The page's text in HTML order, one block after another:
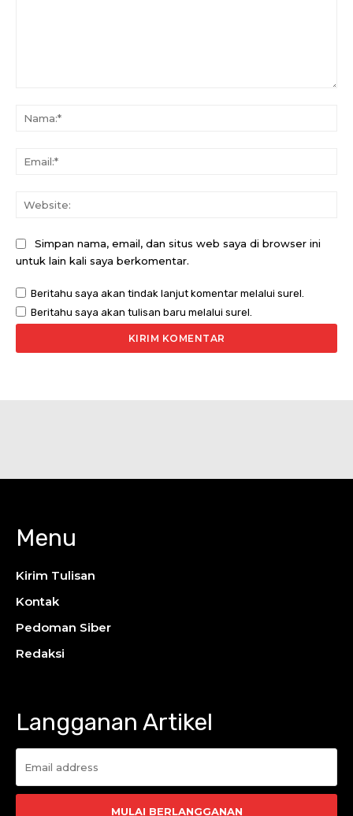
Simpan nama, email, dan situs web saya di browser ini
untuk lain kali saya berkomentar.
Beritahu saya akan tindak lanjut komentar melalui surel.
Beritahu saya akan tulisan baru melalui surel.
Langganan Artikel
MULAI BERLANGGANAN
Menu
Kirim Tulisan
Kontak
Pedoman Siber
Redaksi